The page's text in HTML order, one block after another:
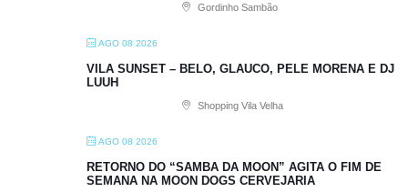
Gordinho Sambão
AGO 08 2026
VILA SUNSET – BELO, GLAUCO, PELE MORENA E DJ
LUUH
Shopping Vila Velha
AGO 08 2026
RETORNO DO “SAMBA DA MOON” AGITA O FIM DE
SEMANA NA MOON DOGS CERVEJARIA